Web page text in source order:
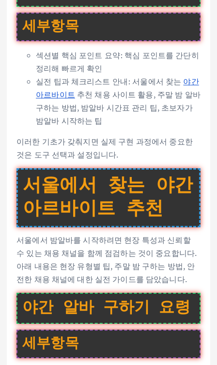
세부항목
섹션별 핵심 포인트 요약: 핵심 포인트를 간단히
정리해 빠르게 확인
실전 팁과 체크리스트 안내: 서울에서 찾는 야간
아르바이트 추천 채용 사이트 활용, 주말 밤 알바
구하는 방법, 밤알바 시간표 관리 팁, 초보자가
밤알바 시작하는 팁
이러한 기초가 갖춰지면 실제 구현 과정에서 중요한
것은 도구 선택과 설정입니다.
서울에서 찾는 야간
아르바이트 추천
서울에서 밤알바를 시작하려면 현장 특성과 신뢰할
수 있는 채용 채널을 함께 점검하는 것이 중요합니다.
아래 내용은 현장 유형별 팁, 주말 밤 구하는 방법, 안
전한 채용 채널에 대한 실전 가이드를 담았습니다.
야간 알바 구하기 요령
세부항목